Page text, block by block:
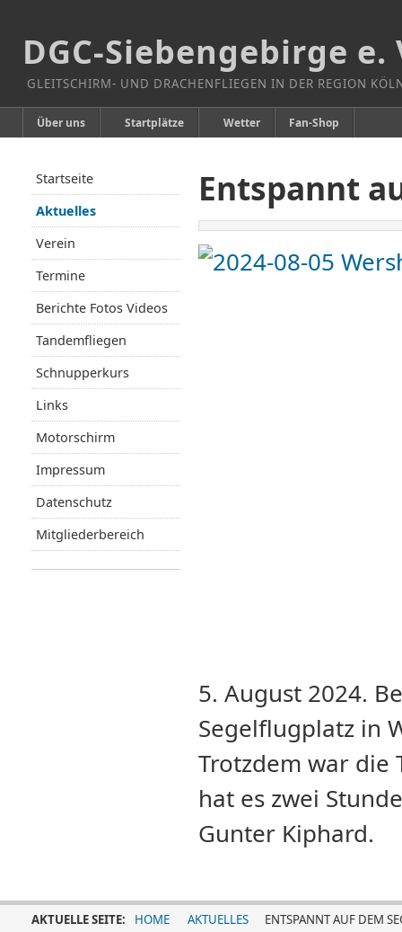
DGC-Siebengebirge e.
GLEITSCHIRM- UND DRACHENFLIEGEN IN DER REGION
Über uns Startplätze Wetter Fan-Shop
Entspannt
5. August 2024.
Segelflugplatz in
Trotzdem war die
hat es zwei
Gunter Kiphard.
Startseite
Aktuelles
Verein
Termine
Berichte Fotos Videos
Tandemfliegen
Schnupperkurs
Links
Motorschirm
Impressum
Datenschutz
Mitgliederbereich
AKTUELLE SEITE: HOME AKTUELLES ENTSPANNT AUF DEM